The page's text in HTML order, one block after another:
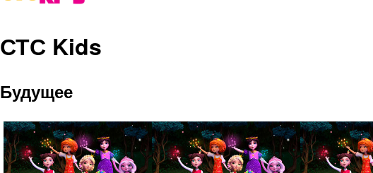
СТС Kids
Будущее